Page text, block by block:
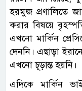
হরমুজ প্রণালিতে
করার বিষয়ে
এখনো মার্কিন
দেননি। এছাড়া
এখনো চূড়ান্ত হয়নি।
এদিকে মার্কিন